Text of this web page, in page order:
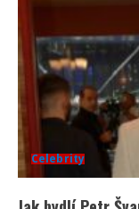
Celebrity